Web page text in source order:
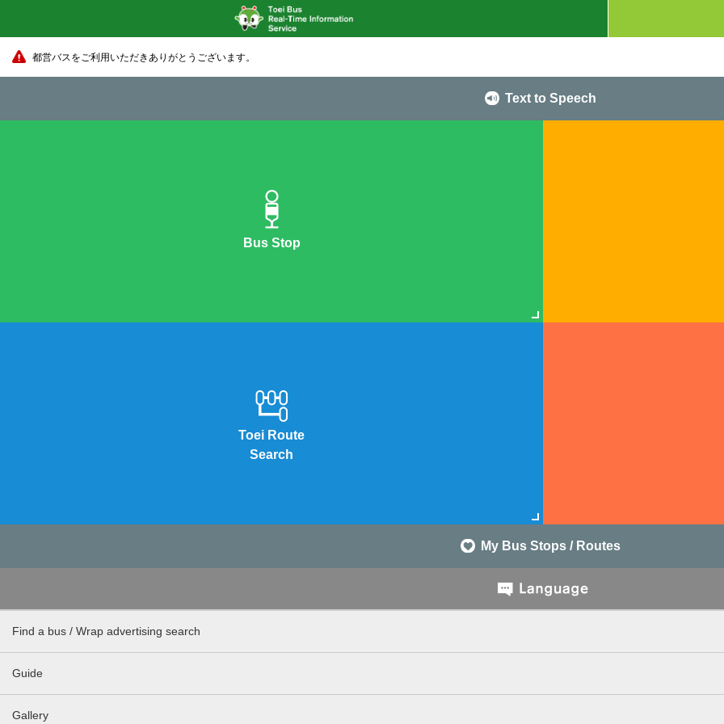
都営バスをご利用いただきありがとうございます。
Text to Speech
Bus Stop
Toei Route
Search
My Bus Stops / Routes
Find a bus / Wrap advertising search
Guide
Gallery